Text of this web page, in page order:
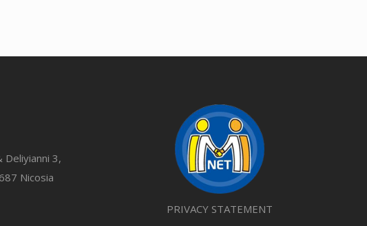
Deliyianni 3,
Nicosia
PRIVACY STATEMENT